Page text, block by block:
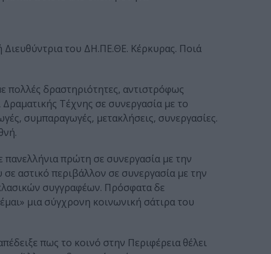
Διευθύντρια του ΔΗ.ΠΕ.ΘΕ. Κέρκυρας. Ποιά
πολλές δραστηριότητες, αντιστρόφως
Τέχνης σε συνεργασία με το
συμπαραγωγές, μετακλήσεις, συνεργασίες.
πανελλήνια πρώτη σε συνεργασία με την
αστικό περιβάλλον σε συνεργασία με την
συγγραφέων. Πρόσφατα δε
μια σύγχρονη κοινωνική σάτιρα του
πως το κοινό στην Περιφέρεια θέλει